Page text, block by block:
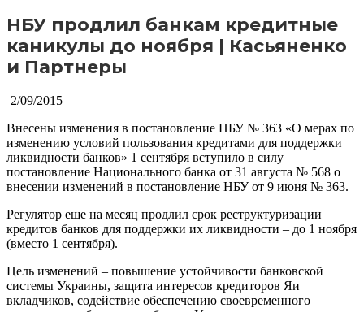
НБУ продлил банкам кредитные
каникулы до ноября | Касьяненко
и Партнеры
2/09/2015
Внесены изменения в постановление НБУ № 363 «О мерах по
изменению условий пользования кредитами для поддержки
ликвидности банков» 1 сентября вступило в силу
постановление Национального банка от 31 августа № 568 о
внесении изменений в постановление НБУ от 9 июня № 363.
Регулятор еще на месяц продлил срок реструктуризации
кредитов банков для поддержки их ликвидности – до 1 ноября
(вместо 1 сентября).
Цель изменений – повышение устойчивости банковской
системы Украины, защита интересов кредиторов Яи
вкладчиков, содействие обеспечению своевременного